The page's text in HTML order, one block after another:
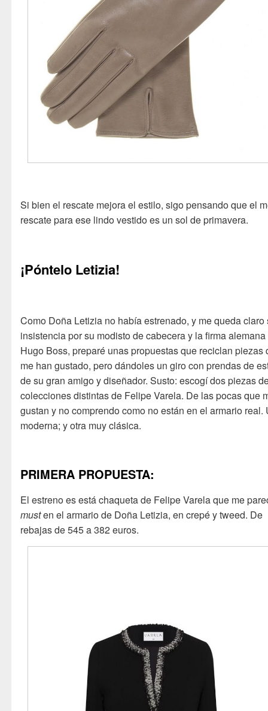
Si bien el rescate mejora el estilo, sigo pensando que el
rescate para ese lindo vestido es un sol de primavera.
¡Póntelo Letizia!
Como Doña Letizia no había estrenado, y me queda claro
insistencia por su modisto de cabecera y la firma alemana
Hugo Boss, preparé unas propuestas que reciclan piezas
me han gustado, pero dándoles un giro con prendas de
de su gran amigo y diseñador. Susto: escogí dos piezas
colecciones distintas de Felipe Varela. De las pocas que
gustan y no comprendo como no están en el armario real.
moderna; y otra muy clásica.
PRIMERA PROPUESTA:
El estreno es está chaqueta de Felipe Varela que me
musten el armario de Doña Letizia, en crepé y tweed. De
rebajas de 545 a 382 euros.